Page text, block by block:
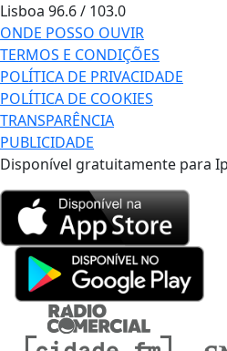
Lisboa 96.6 / 103.0
ONDE POSSO OUVIR
TERMOS E CONDIÇÕES
POLÍTICA DE PRIVACIDADE
POLÍTICA DE COOKIES
TRANSPARÊNCIA
PUBLICIDADE
Disponível gratuitamente para